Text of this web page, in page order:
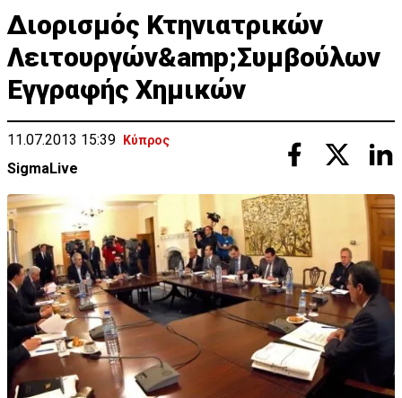
Διορισμός Κτηνιατρικών
Λειτουργών&amp;Συμβούλων
Εγγραφής Χημικών
11.07.2013 15:39 Κύπρος
SigmaLive